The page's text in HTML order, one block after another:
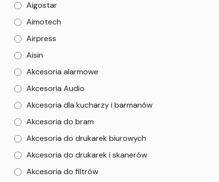
Aigostar
Aimotech
Airpress
Aisin
Akcesoria alarmowe
Akcesoria Audio
Akcesoria dla kucharzy i barmanów
Akcesoria do bram
Akcesoria do drukarek biurowych
Akcesoria do drukarek i skanerów
Akcesoria do filtrów